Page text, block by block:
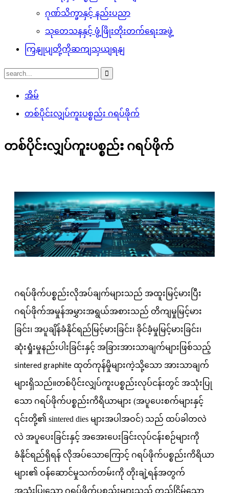
ဂုဏ်သိက္ခာနှင့် နည်းပညာ
သုတေသနနှင့် ဖွံ့ဖြိုးတိုးတက်ရေးအဖွဲ့
ကြှနျုပျတို့ကိုဆကျသှယျရနျ
အိမ်
တစ်ပိုင်းလျှပ်ကူးပစ္စည်း ဂရပ်ဖိုက်
တစ်ပိုင်းလျှပ်ကူးပစ္စည်း ဂရပ်ဖိုက်
ဂရပ်ဖိုက်ပစ္စည်းလိုအပ်ချက်များသည် အထူးမြင့်မားပြီး
ဂရပ်ဖိုက်အမှုန်အမွှားအရွယ်အစားသည် တိကျမှုမြင့်မား
ခြင်း၊ အပူချိန်ခံနိုင်ရည်မြင့်မားခြင်း၊ ခိုင်ခံ့မှုမြင့်မားခြင်း၊
ဆုံးရှုံးမှုနည်းပါးခြင်းနှင့် အခြားအားသာချက်များဖြစ်သည့်
sintered graphite ထုတ်ကုန်မှိုများကဲ့သို့သော အားသာချက်
များရှိသည်။တစ်ပိုင်းလျှပ်ကူးပစ္စည်းလုပ်ငန်းတွင် အသုံးပြု
သော ဂရပ်ဖိုက်ပစ္စည်းကိရိယာများ (အပူပေးစက်များနှင့်
၎င်းတို့၏ sintered dies များအပါအဝင်) သည် ထပ်ခါတလဲ
လဲ အပူပေးခြင်းနှင့် အအေးပေးခြင်းလုပ်ငန်းစဉ်များကို
ခံနိုင်ရည်ရှိရန် လိုအပ်သောကြောင့် ဂရပ်ဖိုက်ပစ္စည်းကိရိယာ
များ၏ ဝန်ဆောင်မှုသက်တမ်းကို တိုးချဲ့ရန်အတွက်
အသုံးပြုသော ဂရပ်ဖိုက်ပစ္စည်းများသည် တည်ငြိမ်သော